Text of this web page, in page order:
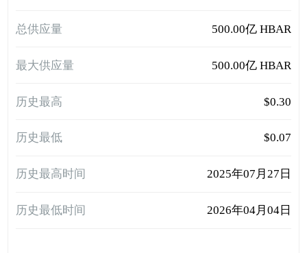
总供应量 500.00亿 HBAR
最大供应量 500.00亿 HBAR
历史最高 $0.30
历史最低 $0.07
历史最高时间 2025年07月27日
历史最低时间 2026年04月04日